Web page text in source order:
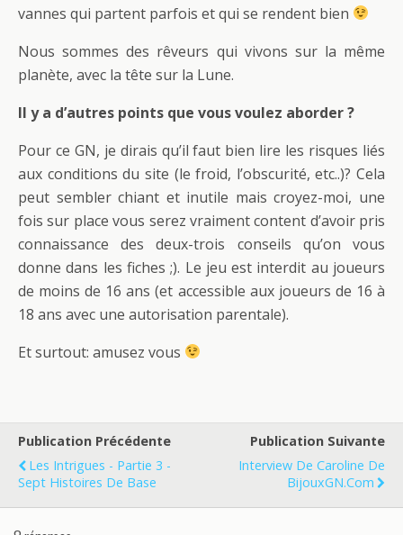
vannes qui partent parfois et qui se rendent bien
Nous sommes des rêveurs qui vivons sur la même
planète, avec la tête sur la Lune.
Il y a d’autres points que vous voulez aborder ?
Pour ce GN, je dirais qu’il faut bien lire les risques liés
aux conditions du site (le froid, l’obscurité, etc..)? Cela
peut sembler chiant et inutile mais croyez-moi, une
fois sur place vous serez vraiment content d’avoir pris
connaissance des deux-trois conseils qu’on vous
donne dans les fiches ;). Le jeu est interdit au joueurs
de moins de 16 ans (et accessible aux joueurs de 16 à
18 ans avec une autorisation parentale).
Et surtout: amusez vous
Publication Précédente
Les Intrigues - Partie 3 -
Sept Histoires De Base
Publication Suivante
Interview De Caroline De
BijouxGN.com